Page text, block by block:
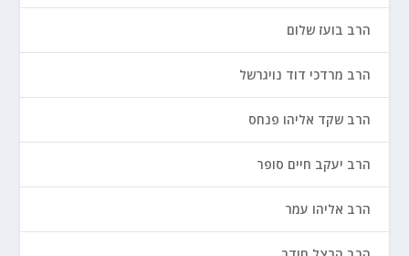
הרב בועז שלום
הרב מרדכי דוד נויגרשל
הרב שקד אליהו פנחס
הרב יעקב חיים סופר
הרב אליהו עמר